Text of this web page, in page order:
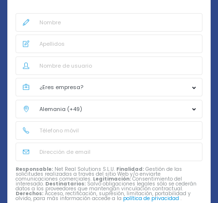
Responsable: Net Real Solutions S.L.U. Finalidad: Gestión de las
solicitudes realizadas a través del sitio Web y/o enviarte
comunicaciones comerciales. Legitimación:Consentimiento del
interesado. Destinatarios: Salvo obligaciones legales sólo se cederán
datos a los proveedores que mantengan vinculación contractual.
Derechos: Acceso, rectificación, supresión, limitación, portabilidad y
olvido, para más información accede a la política de privacidad .